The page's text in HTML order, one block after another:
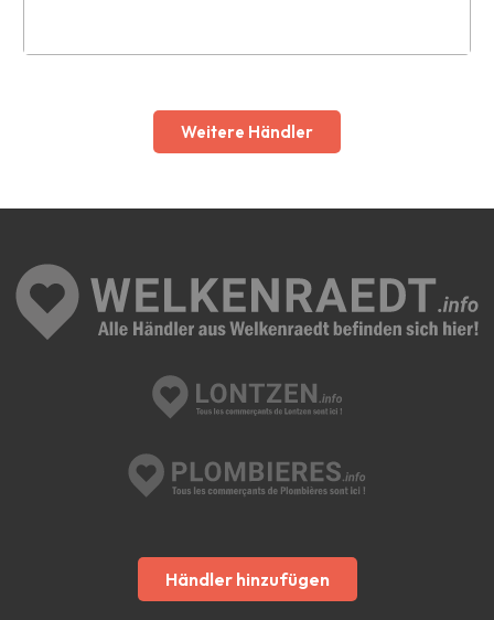
Weitere Händler
Händler hinzufügen